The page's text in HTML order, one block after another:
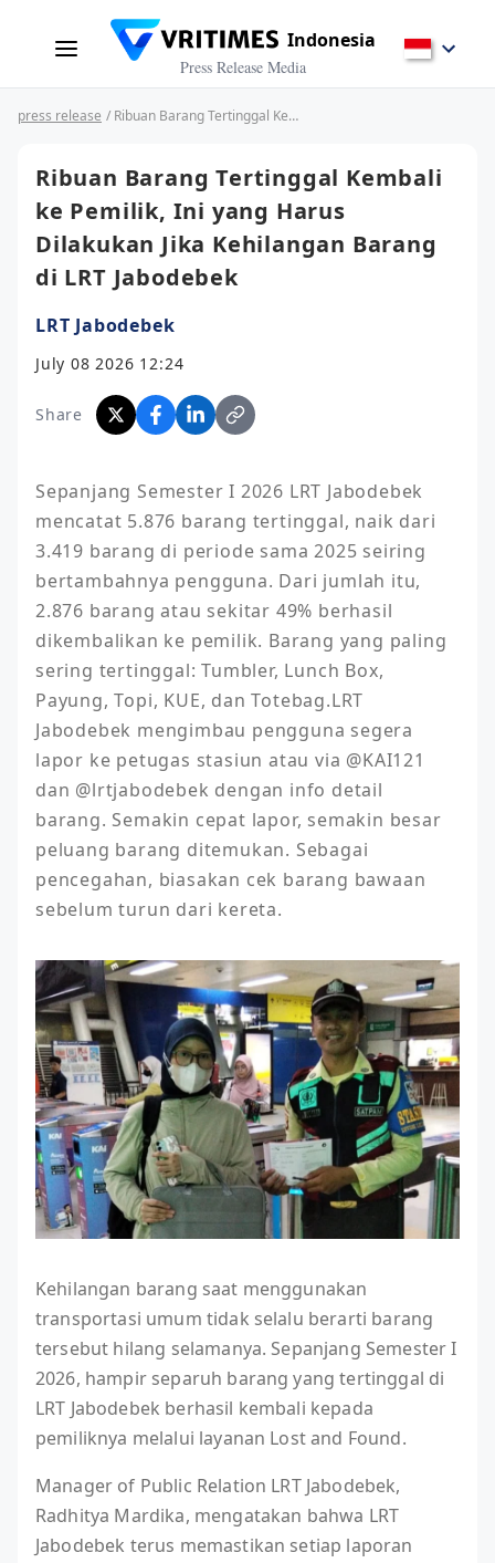
Indonesia
Press Release Media
press release / Ribuan Barang Tertinggal Kembali ke Pemilik, Ini yang Harus Dilakukan Jika Kehilangan Barang di LRT Jabodebek
Ribuan Barang Tertinggal Kembali
ke Pemilik, Ini yang Harus
Dilakukan Jika Kehilangan Barang
di LRT Jabodebek
LRT Jabodebek
July 08 2026 12:24
Share
Sepanjang Semester I 2026 LRT Jabodebek
mencatat 5.876 barang tertinggal, naik dari
3.419 barang di periode sama 2025 seiring
bertambahnya pengguna. Dari jumlah itu,
2.876 barang atau sekitar 49% berhasil
dikembalikan ke pemilik. Barang yang paling
sering tertinggal: Tumbler, Lunch Box,
Payung, Topi, KUE, dan Totebag.LRT
Jabodebek mengimbau pengguna segera
lapor ke petugas stasiun atau via @KAI121
dan @lrtjabodebek dengan info detail
barang. Semakin cepat lapor, semakin besar
peluang barang ditemukan. Sebagai
pencegahan, biasakan cek barang bawaan
sebelum turun dari kereta.
Kehilangan barang saat menggunakan
transportasi umum tidak selalu berarti barang
tersebut hilang selamanya. Sepanjang Semester I
2026, hampir separuh barang yang tertinggal di
LRT Jabodebek berhasil kembali kepada
pemiliknya melalui layanan Lost and Found.
Manager of Public Relation LRT Jabodebek,
Radhitya Mardika, mengatakan bahwa LRT
Jabodebek terus memastikan setiap laporan